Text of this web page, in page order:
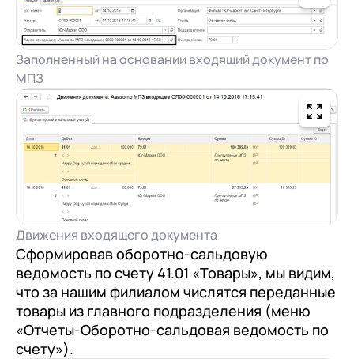
Заполненный на основании входящий документ по
МПЗ
Движения входящего документа
Сформировав оборотно-сальдовую
ведомость по счету 41.01 «Товары», мы видим,
что за нашим филиалом числятся переданные
товары из главного подразделения (меню
«Отчеты-Оборотно-сальдовая ведомость по
счету»).